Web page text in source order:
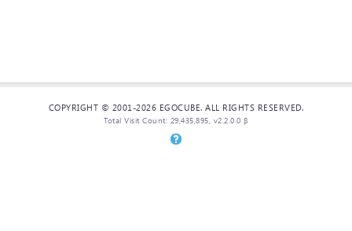
COPYRIGHT © 2001-2026 EGOCUBE. ALL RIGHTS RESERVED.
Total Visit Count: 29,435,895, v2.2.0.0 β